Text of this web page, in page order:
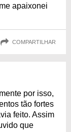
apaixonei
COMPARTILHAR
por isso,
tão fortes
feito. Assim
que